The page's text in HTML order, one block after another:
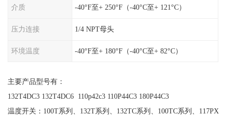
介质 -40°F至+ 250°F（-40°C至+ 121°C）
压力连接 1/4 NPT母头
环境温度 -40°F至+ 180°F（-40°C至+ 82°C）
主要产品型号有：
132T4DC3 132T4DC6 110p42c3 110P44C3 180P44C3
温度开关：100T系列、132T系列、132TC系列、100TC系列、117PX